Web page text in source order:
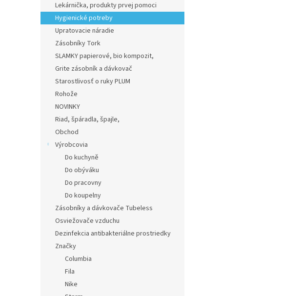
Lekárnička, produkty prvej pomoci
Hygienické potreby
Upratovacie náradie
Zásobníky Tork
SLAMKY papierové, bio kompozit,
Grite zásobník a dávkovač
Starostlivosť o ruky PLUM
Rohože
NOVINKY
Riad, špáradla, špajle,
Obchod
Výrobcovia
Do kuchyně
Do obýváku
Do pracovny
Do koupelny
Zásobníky a dávkovače Tubeless
Osviežovače vzduchu
Dezinfekcia antibakteriálne prostriedky
Značky
Columbia
Fila
Nike